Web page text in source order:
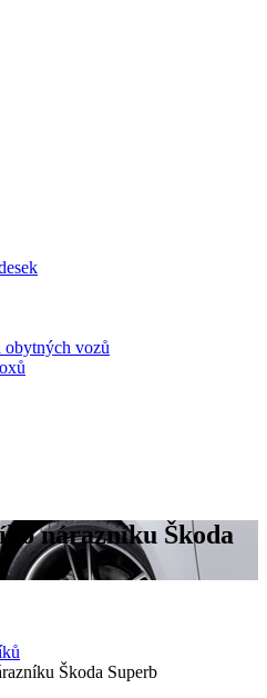
obytných vozů
nárazníku Škoda
Škoda Superb